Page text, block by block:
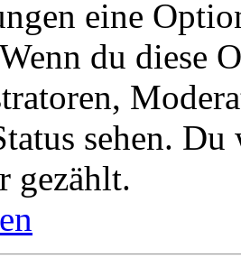
eine
du diese
sehen.
gezählt.